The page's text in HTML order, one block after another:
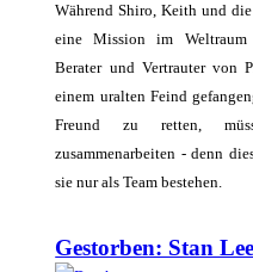
Während Shiro, Keith und
eine Mission im Weltraum
Berater und Vertrauter von
einem uralten Feind
Freund zu retten,
zusammenarbeiten - denn
sie nur als Team bestehen.
Gestorben: Stan